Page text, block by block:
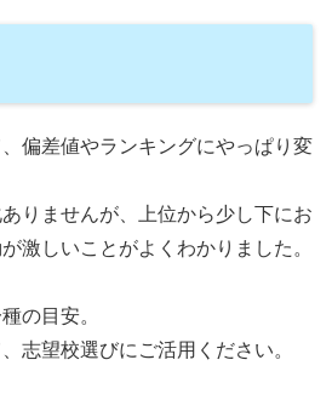
偏差値やランキングにやっぱり変
ありませんが、上位から少し下にお
激しいことがよくわかりました。
の目安。
志望校選びにご活用ください。